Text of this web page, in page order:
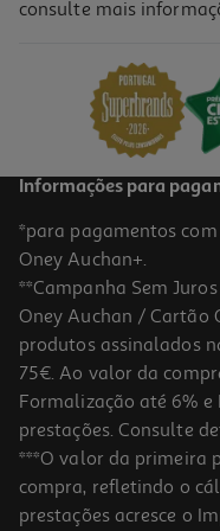
consulte mais
Informações para
*para pagamentos
Oney Auchan+.
**Campanha Sem
Oney Auchan / Cartão
produtos assinalados
75€. Ao valor da
Formalização até 6%
prestações. Consulte
***O valor da primeira
compra, refletindo o
prestações acresce o